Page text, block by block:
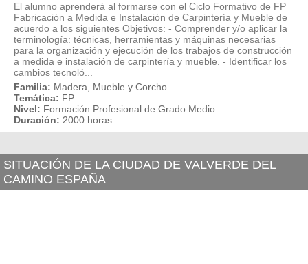
El alumno aprenderá al formarse con el Ciclo Formativo de FP
Fabricación a Medida e Instalación de Carpintería y Mueble de
acuerdo a los siguientes Objetivos: - Comprender y/o aplicar la
terminología: técnicas, herramientas y máquinas necesarias
para la organización y ejecución de los trabajos de construcción
a medida e instalación de carpintería y mueble. - Identificar los
cambios tecnoló...
Familia: Madera, Mueble y Corcho
Temática: FP
Nivel: Formación Profesional de Grado Medio
Duración: 2000 horas
SITUACIÓN DE LA CIUDAD DE VALVERDE DEL
CAMINO ESPAÑA